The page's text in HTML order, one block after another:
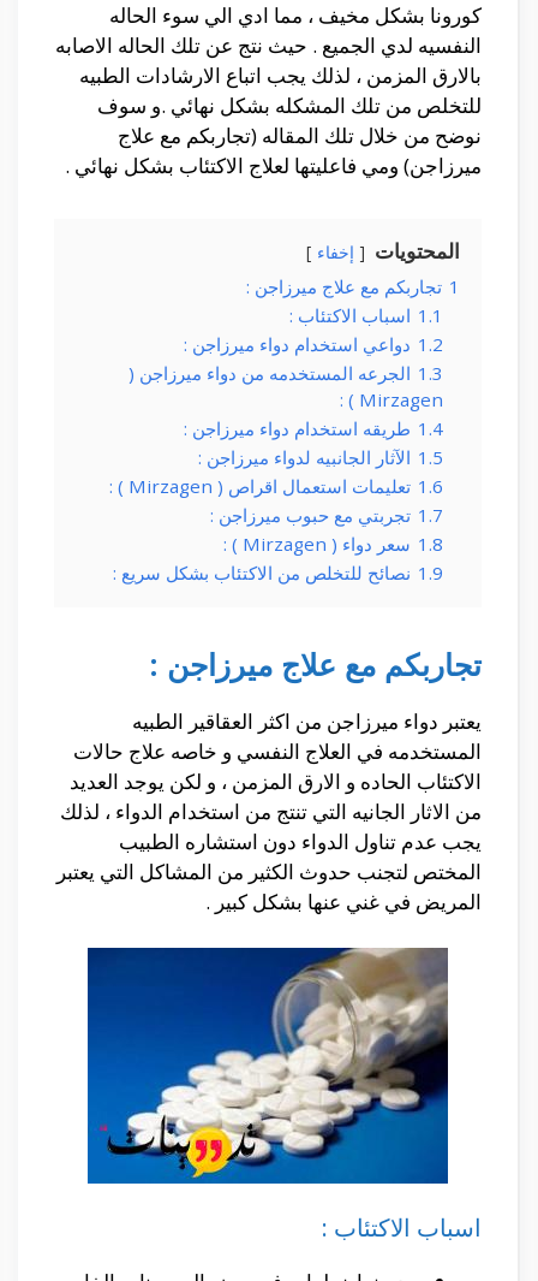
كورونا بشكل مخيف ، مما ادي الي سوء الحاله
النفسيه لدي الجميع . حيث نتج عن تلك الحاله الاصابه
بالارق المزمن ، لذلك يجب اتباع الارشادات الطبيه
للتخلص من تلك المشكله بشكل نهائي .و سوف
نوضح من خلال تلك المقاله (تجاربكم مع علاج
ميرزاجن) ومي فاعليتها لعلاج الاكتئاب بشكل نهائي .
المحتويات إخفاء
1 تجاربكم مع علاج ميرزاجن :
1.1 اسباب الاكتئاب :
1.2 دواعي استخدام دواء ميرزاجن :
1.3 الجرعه المستخدمه من دواء ميرزاجن (
Mirzagen ) :
1.4 طريقه استخدام دواء ميرزاجن :
1.5 الآثار الجانبيه لدواء ميرزاجن :
1.6 تعليمات استعمال اقراص ( Mirzagen ) :
1.7 تجربتي مع حبوب ميرزاجن :
1.8 سعر دواء ( Mirzagen ) :
1.9 نصائح للتخلص من الاكتئاب بشكل سريع :
تجاربكم مع علاج ميرزاجن :
يعتبر دواء ميرزاجن من اكثر العقاقير الطبيه
المستخدمه في العلاج النفسي و خاصه علاج حالات
الاكتئاب الحاده و الارق المزمن ، و لكن يوجد العديد
من الاثار الجانيه التي تنتج من استخدام الدواء ، لذلك
يجب عدم تناول الدواء دون استشاره الطبيب
المختص لتجنب حدوث الكثير من المشاكل التي يعتبر
المريض في غني عنها بشكل كبير .
اسباب الاكتئاب :